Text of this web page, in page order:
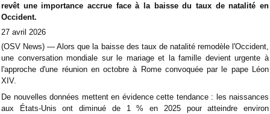
revêt une importance accrue face à la baisse du taux de natalité en
Occident.
27 avril 2026
(OSV News) — Alors que la baisse des taux de natalité remodèle l'Occident,
une conversation mondiale sur le mariage et la famille devient urgente à
l'approche d'une réunion en octobre à Rome convoquée par le pape Léon
XIV.
De nouvelles données mettent en évidence cette tendance : les naissances
aux États-Unis ont diminué de 1 % en 2025 pour atteindre environ